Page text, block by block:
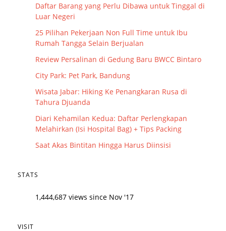
Daftar Barang yang Perlu Dibawa untuk Tinggal di
Luar Negeri
25 Pilihan Pekerjaan Non Full Time untuk Ibu
Rumah Tangga Selain Berjualan
Review Persalinan di Gedung Baru BWCC Bintaro
City Park: Pet Park, Bandung
Wisata Jabar: Hiking Ke Penangkaran Rusa di
Tahura Djuanda
Diari Kehamilan Kedua: Daftar Perlengkapan
Melahirkan (Isi Hospital Bag) + Tips Packing
Saat Akas Bintitan Hingga Harus Diinsisi
STATS
1,444,687 views since Nov '17
VISIT